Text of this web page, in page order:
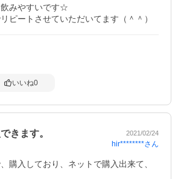
みやすいです☆
ピートさせていただいてます（＾＾）
いいね0
きます。 2021/02/24
hir********さん
購入しており、ネットで購入出来て、